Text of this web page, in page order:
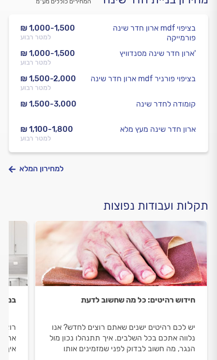
₪ 1,000-1,500
למטר רבוע
ארון חדר שינה mdf בציפוי
פורמייקה
₪ 1,000-1,500
למטר רבוע
ארון חדר שינה מסנדוויץ'
₪ 1,500-2,000
למטר רבוע
ארון חדר שינה mdf בציפוי פורניר
₪ 1,500-3,000 קומודה לחדר שינה
₪ 1,100-1,800
למטר רבוע
ארון חדר שינה מעץ מלא
למחירון המלא
תקלות ועבודות נפוצות
חידוש רהיטים: כל מה שחשוב לדעת
יש לכם רהיטים ישנים שאתם רוצים לחדש? אנו
נלווה אתכם בכל השלבים. איך תתנהלו נכון מול
הנגר, מה חשוב לבדוק לפני שמזמינים אותו
איך